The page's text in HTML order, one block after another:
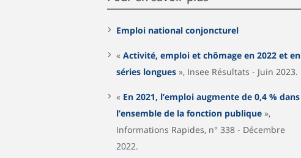
Emploi national conjoncturel
« Activité, emploi et chômage en 2022 et en
séries longues », Insee Résultats - Juin 2023.
« En 2021, l’emploi augmente de 0,4 % dans
l’ensemble de la fonction publique »,
Informations Rapides, n° 338 - Décembre
2022.